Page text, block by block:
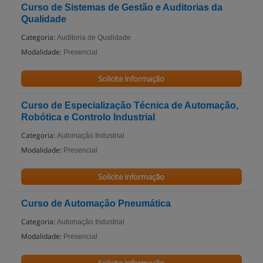
Curso de Sistemas de Gestão e Auditorias da
Qualidade
Categoria: Auditoria de Qualidade
Modalidade: Presencial
Solicite informação
Curso de Especialização Técnica de Automação,
Robótica e Controlo Industrial
Categoria: Automação Industrial
Modalidade: Presencial
Solicite informação
Curso de Automação Pneumática
Categoria: Automação Industrial
Modalidade: Presencial